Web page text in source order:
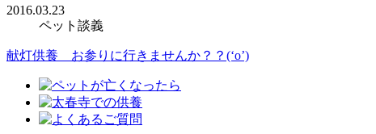
2016.03.23
ペット談義
献灯供養 お参りに行きませんか？？(‘o’)